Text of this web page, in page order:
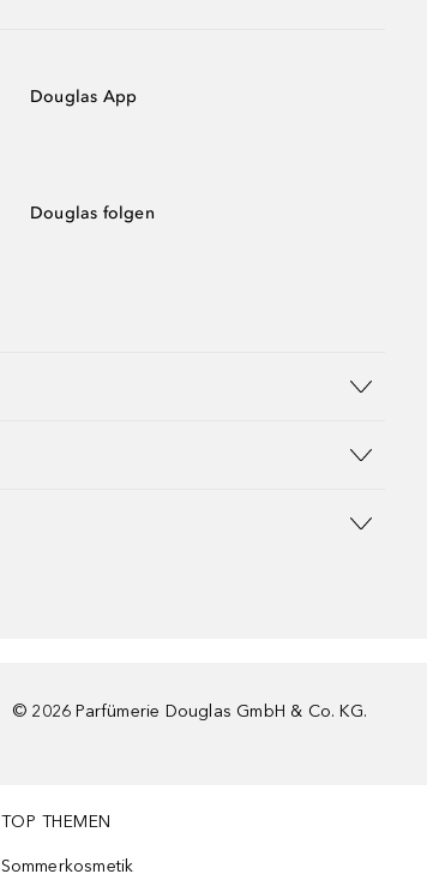
Douglas App
Douglas folgen
© 2026 Parfümerie Douglas GmbH & Co. KG.
TOP THEMEN
Sommerkosmetik